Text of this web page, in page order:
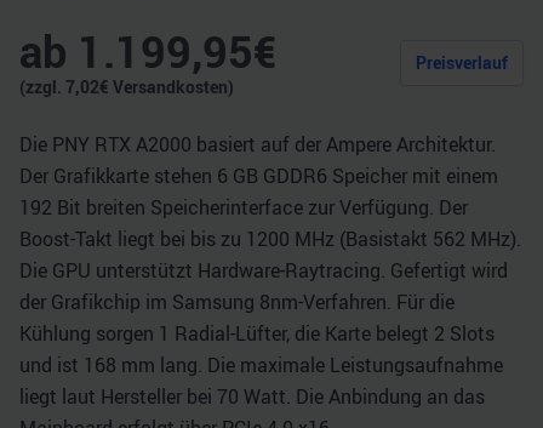
ab 1.199,95€
(zzgl. 7,02€ Versandkosten)
Preisverlauf
Die PNY RTX A2000 basiert auf der Ampere Architektur.
Der Grafikkarte stehen 6 GB GDDR6 Speicher mit einem
192 Bit breiten Speicherinterface zur Verfügung. Der
Boost-Takt liegt bei bis zu 1200 MHz (Basistakt 562 MHz).
Die GPU unterstützt Hardware-Raytracing. Gefertigt wird
der Grafikchip im Samsung 8nm-Verfahren. Für die
Kühlung sorgen 1 Radial-Lüfter, die Karte belegt 2 Slots
und ist 168 mm lang. Die maximale Leistungsaufnahme
liegt laut Hersteller bei 70 Watt. Die Anbindung an das